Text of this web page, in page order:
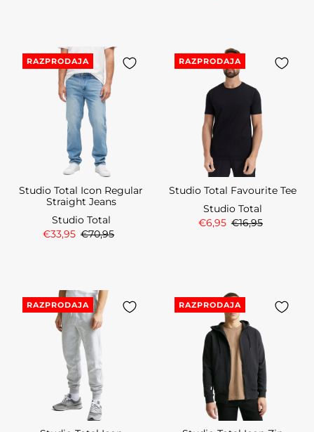
RAZPRODAJA
Studio Total Icon Regular
Straight Jeans
Studio Total
€33,95 €70,95
RAZPRODAJA
Studio Total Favourite Tee
Studio Total
€6,95 €16,95
RAZPRODAJA RAZPRODAJA